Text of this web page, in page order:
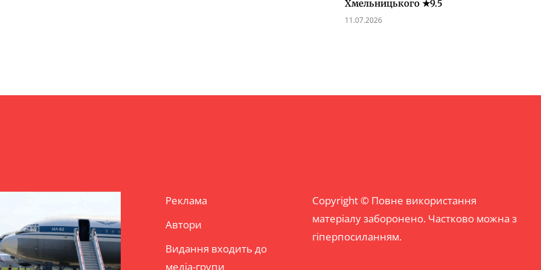
Хмельницького ★9.5
11.07.2026
Реклама
Автори
Видання входить до
медіа-групи
Copyright © Повне використання
матеріалу заборонено. Частково можна з
гіперпосиланням.